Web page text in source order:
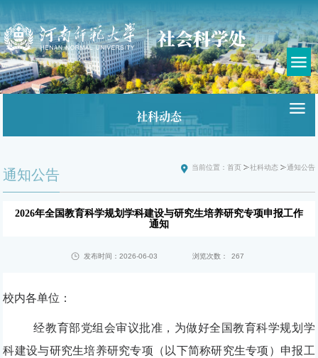
社科动态
当前位置： 首页 社科动态 通知公告
通知公告
2026年全国教育科学规划学科建设与研究生培养研究专项申报工作
通知
发布时间：2026-06-03 浏览次数： 267
校内各单位：
经教育部党组会审议批准， 为做好全国教育科学规划学
科建设与研究生培养研究专项（以下简称研究生专项）申报工